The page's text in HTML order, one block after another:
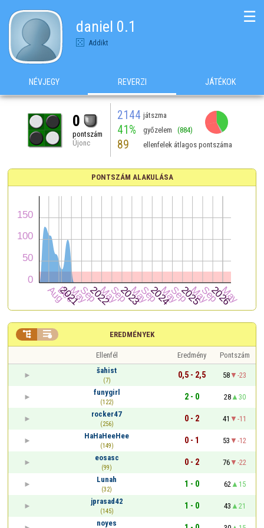
daniel 0.1
Addikt
☰
NÉVJEGY REVERZI JÁTÉKOK
0
pontszám
Újonc
2144 játszma
41% győzelem (884)
89 ellenfelek átlagos pontszáma
PONTSZÁM ALAKULÁSA
EREDMÉNYEK
 
Ellenfél Eredmény
Pontszám
šahist
(7)
0,5 - 2,5 58
-23
funygirl
(122)
2 - 0 28
30
rocker47
(256)
0 - 2 41
-11
HaHaHeeHee
(149)
0 - 1 53
-12
eosasc
(99)
0 - 2 76
-22
Lunah
(32)
1 - 0 62
15
jprasad42
(145)
1 - 0 43
21
noyes